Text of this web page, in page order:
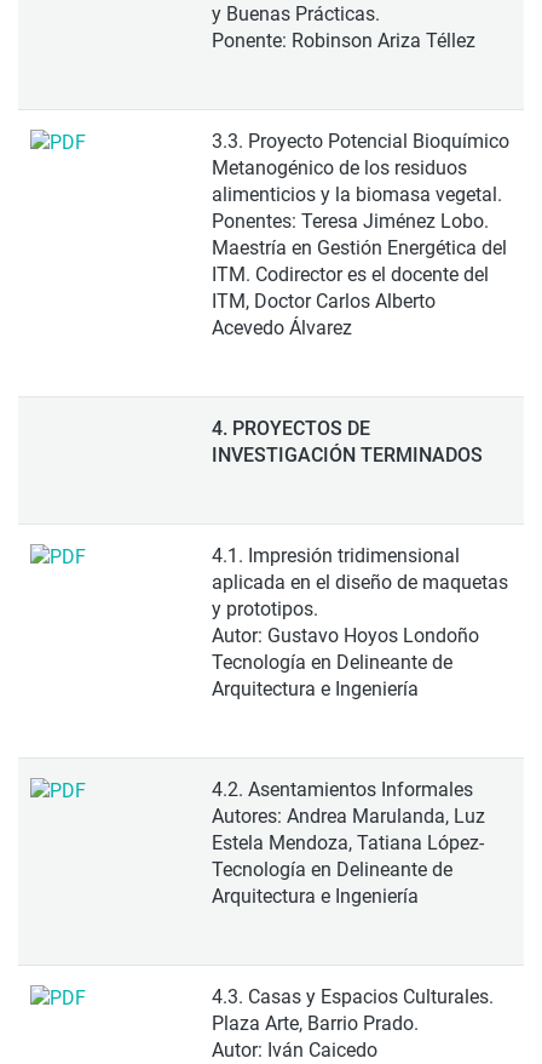
y Buenas Prácticas.
Ponente: Robinson Ariza Téllez
3.3. Proyecto Potencial Bioquímico
Metanogénico de los residuos
alimenticios y la biomasa vegetal.
Ponentes: Teresa Jiménez Lobo.
Maestría en Gestión Energética del
ITM. Codirector es el docente del
ITM, Doctor Carlos Alberto
Acevedo Álvarez
4. PROYECTOS DE
INVESTIGACIÓN TERMINADOS
4.1. Impresión tridimensional
aplicada en el diseño de maquetas
y prototipos.
Autor: Gustavo Hoyos Londoño
Tecnología en Delineante de
Arquitectura e Ingeniería
4.2. Asentamientos Informales
Autores: Andrea Marulanda, Luz
Estela Mendoza, Tatiana López-
Tecnología en Delineante de
Arquitectura e Ingeniería
4.3. Casas y Espacios Culturales.
Plaza Arte, Barrio Prado.
Autor: Iván Caicedo